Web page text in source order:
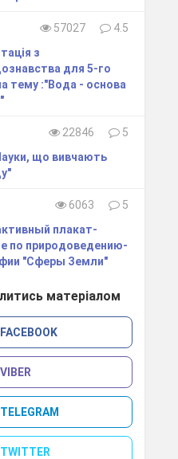
57027
4.5
з
для 5-го
тему :"Вода - основа
22846
5
що вивчають
6063
5
плакат-
по природоведению-
"Сферы Земли"
матеріалом
FACEBOOK
VIBER
TELEGRAM
TWITTER